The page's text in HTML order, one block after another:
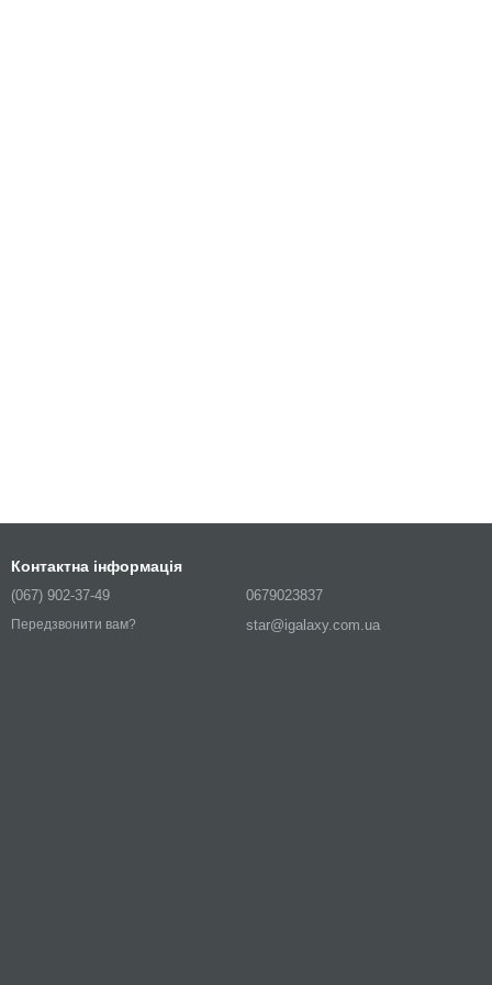
Контактна інформація
(067) 902-37-49
Передзвонити вам?
0679023837
star@igalaxy.com.ua